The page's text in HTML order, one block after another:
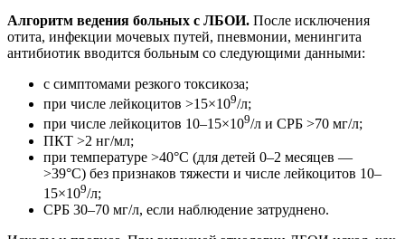
Алгоритм ведения больных с ЛБОИ. После исключения
отита, инфекции мочевых путей, пневмонии, менингита
антибиотик вводится больным со следующими данными:
с симптомами резкого токсикоза;
при числе лейкоцитов >15×109/л;
при числе лейкоцитов 10–15×109/л и СРБ >70 мг/л;
ПКТ >2 нг/мл;
при температуре >40°C (для детей 0–2 месяцев —
>39°C) без признаков тяжести и числе лейкоцитов 10–
15×109/л;
СРБ 30–70 мг/л, если наблюдение затруднено.